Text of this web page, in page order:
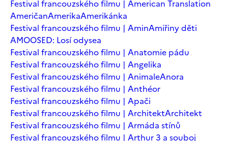
Festival francouzského filmu | American Translation
AmeričanAmerikaAmerikánka
Festival francouzského filmu | AminAmiřiny děti
AMOOSED: Losí odysea
Festival francouzského filmu | Anatomie pádu
Festival francouzského filmu | Angelika
Festival francouzského filmu | AnimaleAnora
Festival francouzského filmu | Anthéor
Festival francouzského filmu | Apači
Festival francouzského filmu | ArchitektArchitekt
Festival francouzského filmu | Armáda stínů
Festival francouzského filmu | Arthur 3 a souboj